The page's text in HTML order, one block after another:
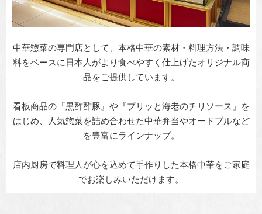
中華惣菜の専門店として、本格中華の素材・料理方法・調味
料をベースに日本人がより食べやすく仕上げたオリジナル商
品をご提供しています。
看板商品の『黒酢酢豚』や『プリッと海老のチリソース』を
はじめ、人気惣菜を詰め合わせた中華弁当やオードブルなど
を豊富にラインナップ。
店内厨房で料理人が心を込めて手作りした本格中華をご家庭
でお楽しみいただけます。